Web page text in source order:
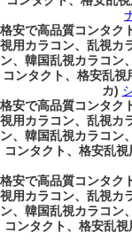
格安で高品質コンタク
視用カラコン、乱視カ
ン、韓国乱視カラコン
コンタクト、格安乱
カ)
格安で高品質コンタク
視用カラコン、乱視カ
ン、韓国乱視カラコン
コンタクト、格安乱
格安で高品質コンタク
視用カラコン、乱視カ
ン、韓国乱視カラコン
コンタクト、格安乱